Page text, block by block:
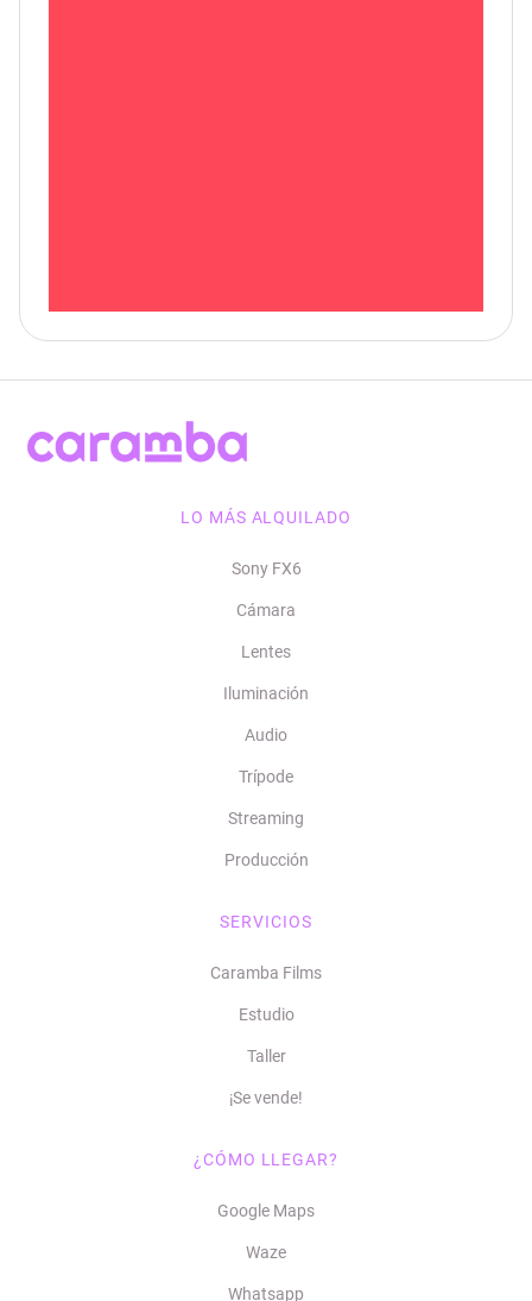
LO MÁS ALQUILADO
Sony FX6
Cámara
Lentes
Iluminación
Audio
Trípode
Streaming
Producción
SERVICIOS
Caramba Films
Estudio
Taller
¡Se vende!
¿CÓMO LLEGAR?
Google Maps
Waze
Whatsapp